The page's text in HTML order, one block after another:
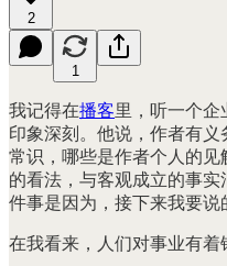
2
1
我记得在播客里，听一个企
印象深刻。他说，作者有
常识，哪些是作者个人的
的看法，与客观成立的事
件事是因为，接下来我要说
在我看来，人们对事业有着